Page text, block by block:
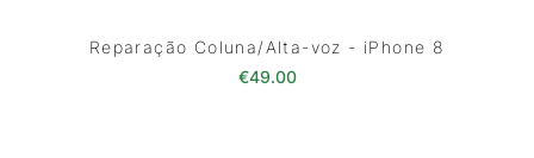
Reparação Coluna/Alta-voz - iPhone 8
€49.00